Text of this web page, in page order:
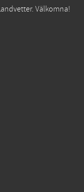
Välkomna!